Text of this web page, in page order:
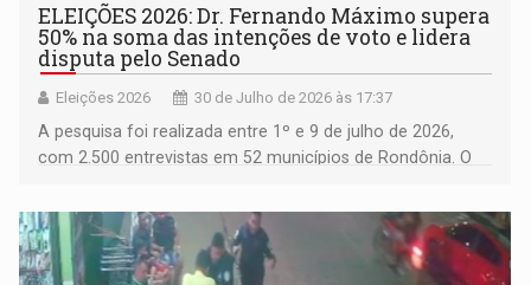
ELEIÇÕES 2026: Dr. Fernando Máximo supera
50% na soma das intenções de voto e lidera
disputa pelo Senado
Eleições 2026 30 de Julho de 2026 às 17:37
A pesquisa foi realizada entre 1º e 9 de julho de 2026,
com 2.500 entrevistas em 52 municípios de Rondônia. O
percentuais, nível de confiança de 95%, foi realizado com
recursos próprios do instituto e está registrado na Justiça
Eleitoral sob número RO-04350/2026